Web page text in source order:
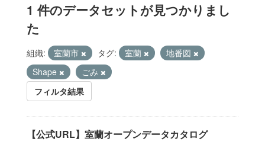
1 件のデータセットが見つかりまし
た
組織: 室蘭市 タグ: 室蘭
地番図
Shape
ごみ
フィルタ結果
【公式URL】室蘭オープンデータカタログ